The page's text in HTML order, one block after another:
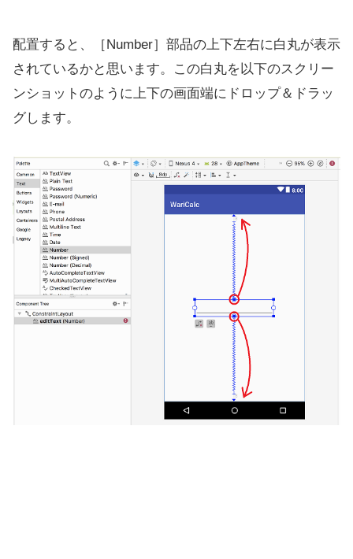
配置すると、［Number］部品の上下左右に白丸が表示
されているかと思います。この白丸を以下のスクリー
ンショットのように上下の画面端にドロップ＆ドラッ
グします。